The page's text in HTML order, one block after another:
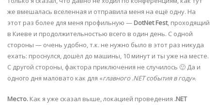
же вмешалась вселенная и отправила меня на ещё одну. На
этот раз более для меня профильную — DotNet Fest, проходящий
в Киеве и продолжительностью всего в один день. С одной
стороны — очень удобно, т.к. не нужно было в этот раз никуда
ехать: проснулся, дошёл до машины, 10 минут и ты уже на месте.
С другой стороны, фактора приключения не случилось 🙂 Да и
одного дня маловато как для «главного .NET события в году».
Место. Как я уже сказал выше, локацией проведения .NET